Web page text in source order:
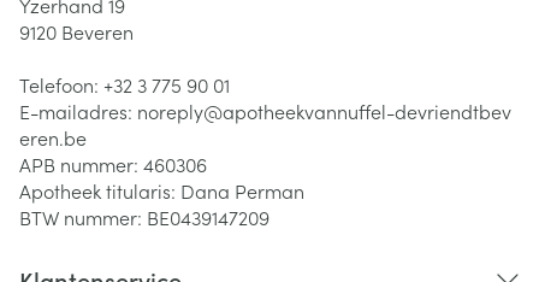
9120 Beveren
Telefoon: +32 3 775 90 01
E-mailadres: noreply@apotheekvannuffel-devriendtbev
eren.be
APB nummer: 460306
Apotheek titularis: Dana Perman
BTW nummer: BE0439147209